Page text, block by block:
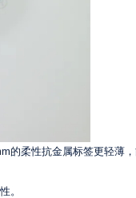
柔性抗金属标签更轻薄，
。